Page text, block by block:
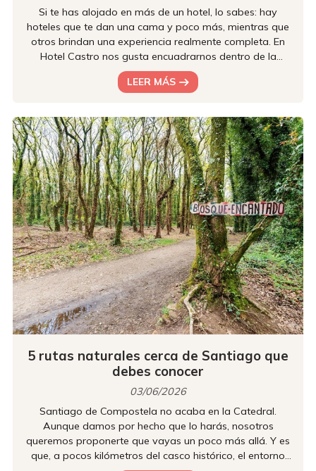
Si te has alojado en más de un hotel, lo sabes: hay
hoteles que te dan una cama y poco más, mientras que
otros brindan una experiencia realmente completa. En
Hotel Castro nos gusta encuadrarnos dentro de la
segunda categoría. O, al menos, así lo piensan las
personas que ya se han alojado con nosotros. Nuestra
para que nos consideren uno de los hoteles de referencia
en Santiago de Compostela. ¡Y te los contamos a
continuación! Una ubicación qu...
LEER MÁS
5 rutas naturales cerca de Santiago que
debes conocer
03/06/2026
Santiago de Compostela no acaba en la Catedral.
Aunque damos por hecho que lo harás, nosotros
queremos proponerte que vayas un poco más allá. Y es
que, a pocos kilómetros del casco histórico, el entorno